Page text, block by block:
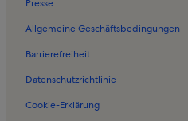
Ferienwohnungen in Chazelet
Ferienwohnungen in Saulnay
Ferienwohnungen in Bélâbre
Ferienwohnungen in Châtillonnais
Ferienwohnungen in Rosnay
Presse
Allgemeine Geschäftsbedingungen
Barrierefreiheit
Datenschutzrichtlinie
Cookie-Erklärung